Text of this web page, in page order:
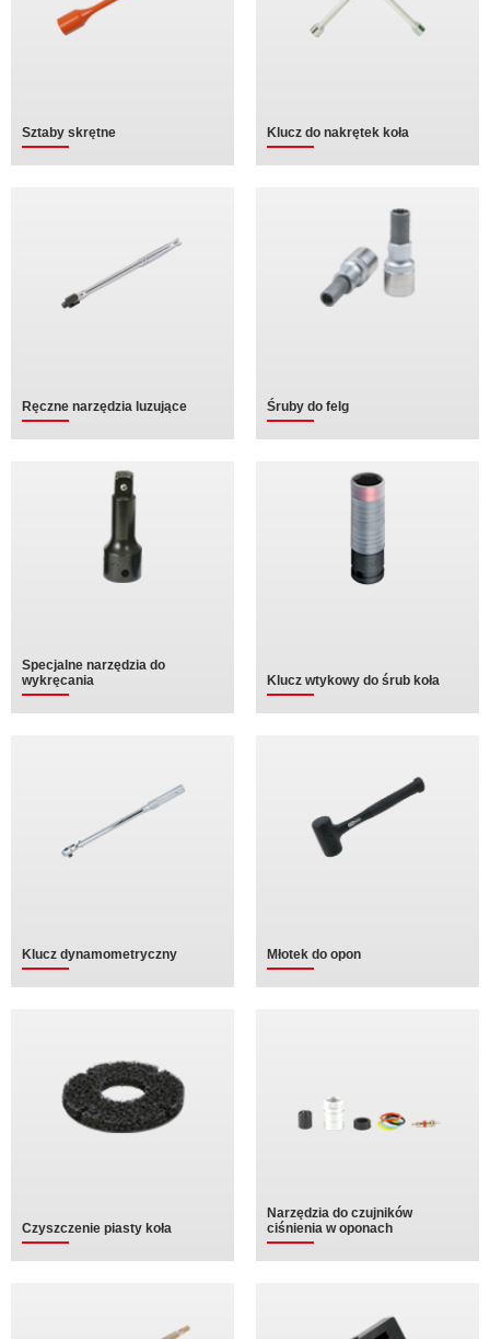
Sztaby skrętne Klucz do nakrętek koła
Ręczne narzędzia luzujące Śruby do felg
Specjalne narzędzia do
wykręcania
Klucz wtykowy do śrub koła
Klucz dynamometryczny Młotek do opon
Czyszczenie piasty koła
Narzędzia do czujników
ciśnienia w oponach